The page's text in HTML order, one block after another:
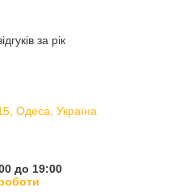
за рік
Одеса, Україна
до 19:00